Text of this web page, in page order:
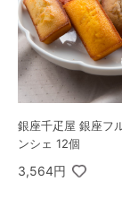
銀座千疋屋 銀座フ
ンシェ 12個
3,564円